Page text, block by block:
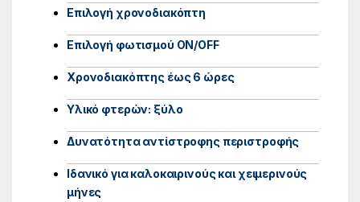
Επιλογή χρονοδιακόπτη
Επιλογή φωτισμού ON/OFF
Χρονοδιακόπτης έως 6 ώρες
Υλικό φτερών: ξύλο
Δυνατότητα αντίστροφης περιστροφής
Ιδανικό για καλοκαιρινούς και χειμερινούς
μήνες